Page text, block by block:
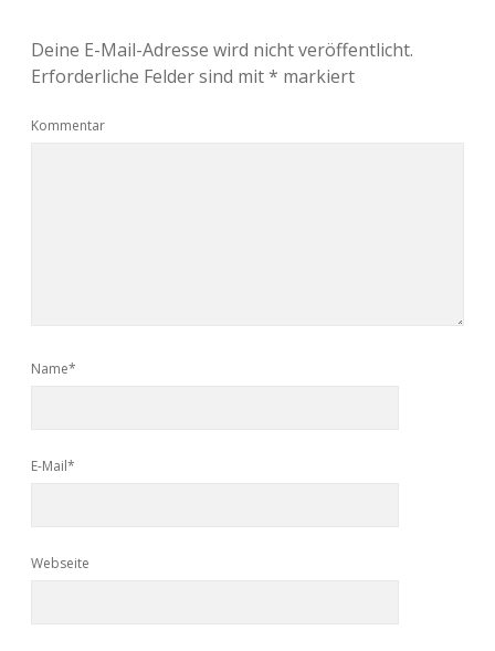
Deine E-Mail-Adresse wird nicht veröffentlicht.
Erforderliche Felder sind mit* markiert
Kommentar
Name*
E-Mail*
Webseite